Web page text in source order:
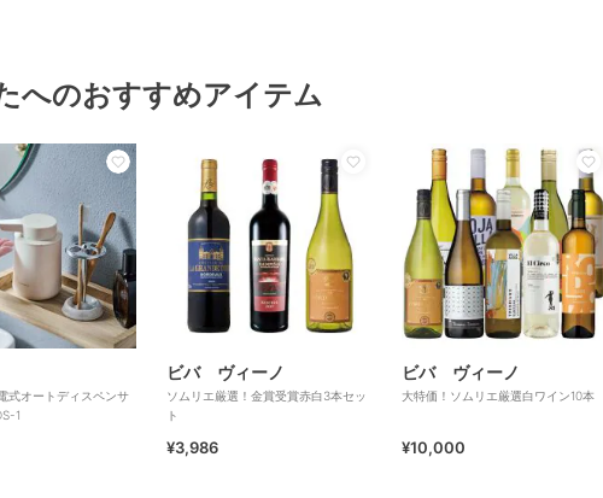
へのおすすめアイテム
オートディスペンサ
1
ビバ ヴィーノ
ソムリエ厳選！金賞受賞赤白3本セッ
ト
¥3,986
ビバ ヴィーノ
大特価！ソムリエ厳選白ワイン10本
¥10,000